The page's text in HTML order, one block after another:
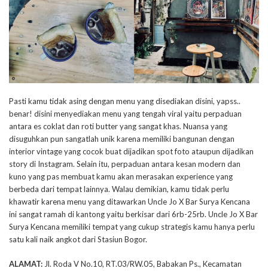
Pasti kamu tidak asing dengan menu yang disediakan disini, yapss..
benar! disini menyediakan menu yang tengah viral yaitu perpaduan
antara es coklat dan roti butter yang sangat khas. Nuansa yang
disuguhkan pun sangatlah unik karena memiliki bangunan dengan
interior vintage yang cocok buat dijadikan spot foto ataupun dijadikan
story di Instagram. Selain itu, perpaduan antara kesan modern dan
kuno yang pas membuat kamu akan merasakan experience yang
berbeda dari tempat lainnya. Walau demikian, kamu tidak perlu
khawatir karena menu yang ditawarkan Uncle Jo X Bar Surya Kencana
ini sangat ramah di kantong yaitu berkisar dari 6rb-25rb. Uncle Jo X Bar
Surya Kencana memiliki tempat yang cukup strategis kamu hanya perlu
satu kali naik angkot dari Stasiun Bogor.
ALAMAT: Jl. Roda V No.10, RT.03/RW.05, Babakan Ps., Kecamatan